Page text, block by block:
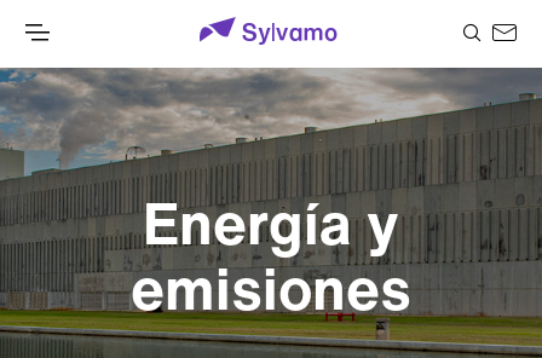
Energía y
emisiones